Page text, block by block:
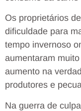
Os proprietários
dificuldade para
tempo invernoso
aumentaram
aumento na
produtores e
Na guerra de